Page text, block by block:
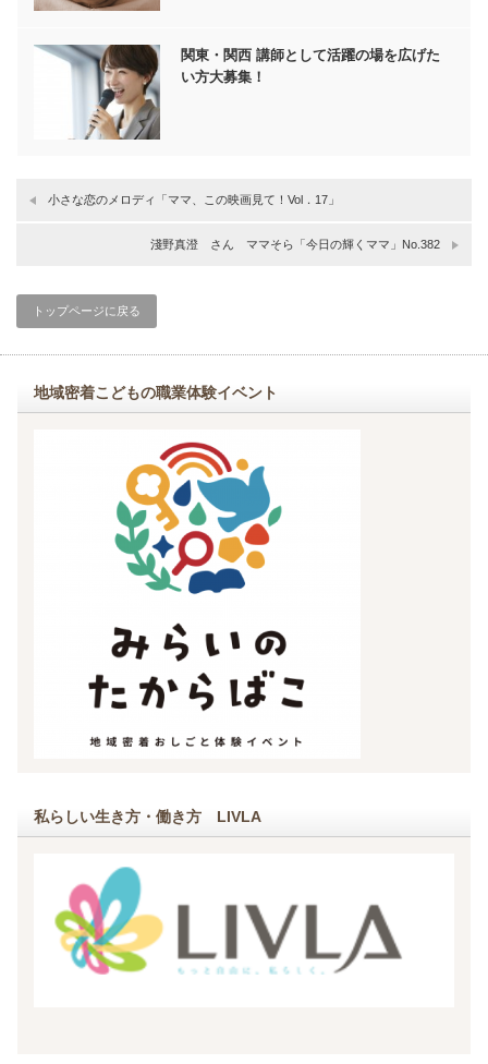
関東・関西 講師として活躍の場を広げた
い方大募集！
小さな恋のメロディ「ママ、この映画見て！Vol．17」
淺野真澄 さん ママそら「今日の輝くママ」No.382
トップページに戻る
地域密着こどもの職業体験イベント
私らしい生き方・働き方 LIVLA